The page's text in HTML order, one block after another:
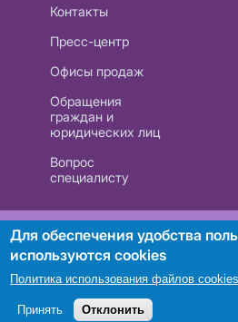
Контакты
Пресс-центр
Офисы продаж
Обращения
граждан и
юридических лиц
Вопрос
специалисту
РУП «Белтелеком».
Поиск
Для обеспечения удобства
используются cookies
Политика использования файлов cookies
Принять Отклонить